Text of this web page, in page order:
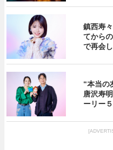
鎮西寿
てから
で再会
“本当の
唐沢寿
ーリー